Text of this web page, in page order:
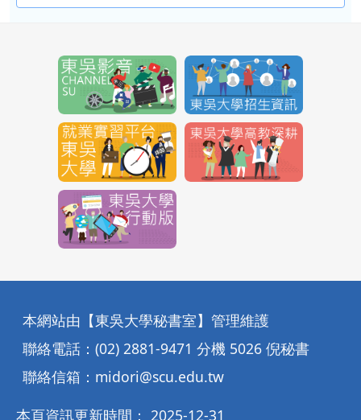
本網站由【東吳大學秘書室】管理維護
聯絡電話：(02) 2881-9471 分機 5026 倪秘書
聯絡信箱： midori@scu.edu.tw
本頁資訊更新時間： 2025-12-31